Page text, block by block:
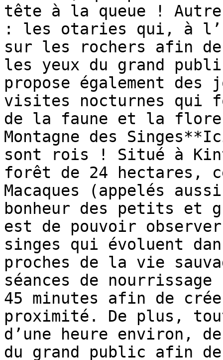
tête à la queue !
: les otaries qui, à
sur les rochers afin
les yeux du grand
propose également des
visites nocturnes qui
de la faune et la
Montagne des
sont rois ! Situé à
forêt de 24 hectares,
Macaques (appelés
bonheur des petits et
est de pouvoir
singes qui évoluent
proches de la vie
séances de
45 minutes afin de
proximité. De plus,
d’une heure environ,
du grand public afin